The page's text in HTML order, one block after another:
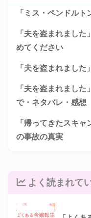
「ミス・ペンドル
「夫を盗まれまし
めてください
「夫を盗まれまし
「夫を盗まれまし
で・ネタバレ・感想
「帰ってきたスキ
の事故の真実
よく読まれて